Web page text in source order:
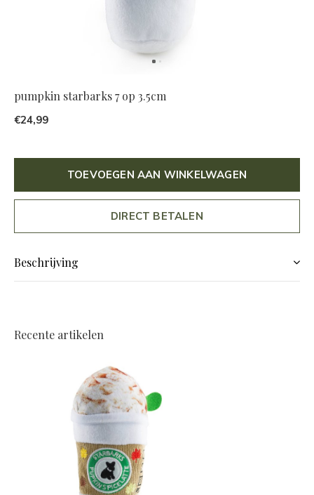
pumpkin starbarks 7 op 3.5cm
€24,99
TOEVOEGEN AAN WINKELWAGEN
DIRECT BETALEN
Beschrijving
Recente artikelen